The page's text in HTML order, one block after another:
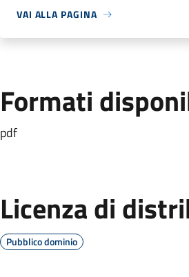
VAI ALLA PAGINA
Formati
pdf
Licenza di
Pubblico dominio